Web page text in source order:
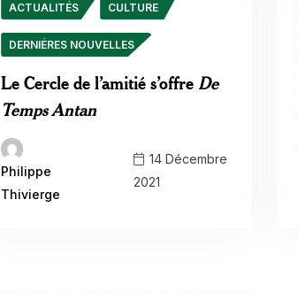
ACTUALITÉS CULTURE
DERNIÉRES NOUVELLES
Le Cercle de l’amitié s’offreDe
Temps Antan
Philippe
Thivierge
14 Décembre
2021